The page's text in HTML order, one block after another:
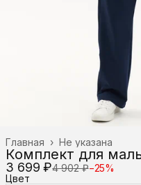
Не указана
Главная ›
Комплект для
3 699 ₽4 902 ₽−25%
Цвет